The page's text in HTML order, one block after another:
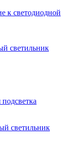
к светодиодной
светильник
светильник